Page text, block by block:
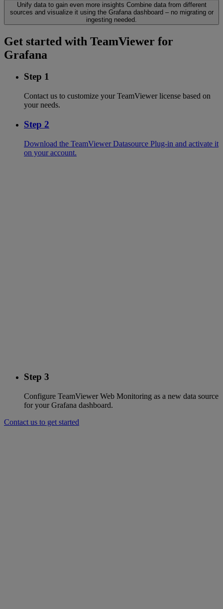
Unify data to gain even more insights Combine data from different
sources and visualize it using the Grafana dashboard – no migrating or
ingesting needed.
Get started with TeamViewer for
Grafana
Step 1
Contact us to customize your TeamViewer license based on
your needs.
Step 2
Download the TeamViewer Datasource Plug-in and activate it
on your account.
Step 3
Configure TeamViewer Web Monitoring as a new data source
for your Grafana dashboard.
Contact us to get started